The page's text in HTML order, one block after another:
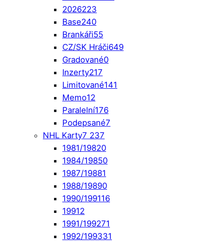
2026223
Base240
Brankáři55
CZ/SK Hráči649
Gradované0
Inzerty217
Limitované141
Memo12
Paralelní176
Podepsané7
NHL Karty7 237
1981/19820
1984/19850
1987/19881
1988/19890
1990/199116
19912
1991/199271
1992/199331